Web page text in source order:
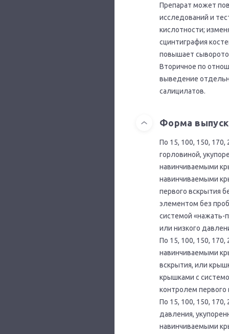
Препарат может
исследований и
кислотности;
сцинтиграфия
повышает
Вторичное по
выведение
салицилатов.
Форма
По 15, 100, 150,
горловиной,
навинчиваемыми
навинчиваемыми
первого вскрытия
элементом без
системой «нажать-
или низкого
По 15, 100, 150,
навинчиваемыми
вскрытия, или
крышками с
контролем первого
По 15, 100, 150,
давления,
навинчиваемыми